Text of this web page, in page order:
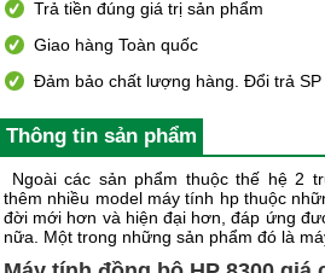
Trả tiền đúng giá trị sản phẩm
Giao hàng Toàn quốc
Đảm bảo chất lượng hàng. Đổi trả SP
Thông tin sản phẩm
Ngoài các sản phẩm thuộc thế hệ 2
thêm nhiều model máy tính hp thuộc
đời mới hơn và hiện đại hơn, đáp ứng
nữa. Một trong những sản phẩm đó là